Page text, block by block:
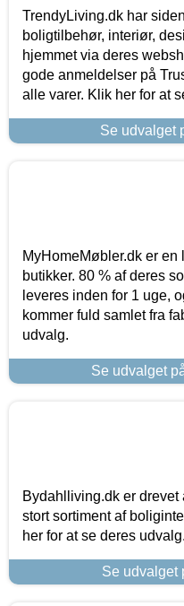
TrendyLiving.dk har
boligtilbehør, interiør,
hjemmet via deres
gode anmeldelser på
alle varer. Klik her for at
Se udvalget
MyHomeMøbler.dk er
butikker. 80 % af deres
leveres inden for 1 uge,
kommer fuld samlet fra
udvalg.
Se udvalget
Bydahlliving.dk er drevet
stort sortiment af
her for at se deres udvalg.
Se udvalget